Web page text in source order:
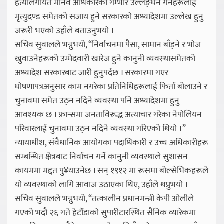
मृत्युदण्ड समेतको सजाय हुने सरकारको अध्यादेशमा उल्लेख हुनु
जरूरी भएको उहाँले बताउनुभयो ।
सचिव सुवालले भन्नुभयो, “निर्वाचनमा पैसा, सामान बाँड्ने र भोज
खुवाउनेहरूको उम्मेदवारी खारेज हुने कानुनी व्यवस्थासमेतको
अध्यादेश सरकारबाट जारी हुनुपर्दछ । सरकारमा गएर
घोषणापत्रअनुसार काम नगरेका प्रतिनिधिहरूलाई फिर्ता बोलाउने र
चुनावमा समेत उठ्न नदिने व्यवस्था पनि अध्यादेशमा हुनु
आवश्यक छ । फ्रान्समा जनताविरूद्ध अत्याचार गरेका नेपोलियन
परिवारलाई चुनावमा उठ्न नदिने व्यवस्था गरिएको थियो ।”
न्यायाधीश, संवैधानिक आयोगका पदाधिकारी र उच्च अधिकारीहरू
सम्बन्धित क्षेत्रबाट निर्वाचन गर्ने कानुनी व्यवस्थाले सुशासन
कायममा मद्दत पु¥याउनेछ । सन् १९१२ मा रूसमा बोल्सेभिकहरूले
यो व्यवस्थाको लागि आवाज उठाएका थिए, उहाँले थप्नुभयो ।
सचिव सुवालले भन्नुभयो, “तत्कालीन प्रधानमन्त्री केपी ओलीले
गएको भदौ २६ गते हेटौँडाको सुपारीटारस्थित सैनिक व्यारेकमा